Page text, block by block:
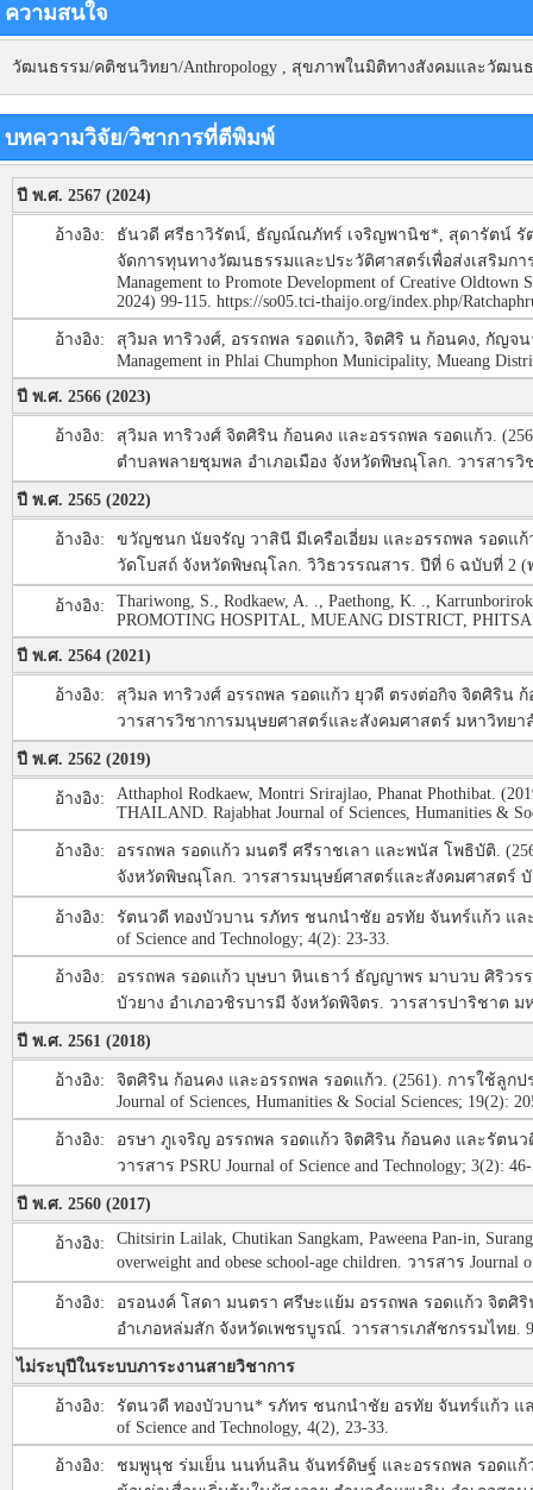
ความสนใจ
วัฒนธรรม/คติชนวิทยา/Anthropology , สุขภาพในมิติทางสังคมและวัฒน
บทความวิจัย/วิชาการที่ตีพิมพ์
ปี พ.ศ. 2567 (2024)
อ้างอิง:
ธันวดี ศรีธาวิรัตน์, ธัญณ์ณภัทร์ เจริญพานิช*, สุดารัตน์ รั
จัดการทุนทางวัฒนธรรมและประวัติศาสตร์เพื่อส่งเสริมกา
Management to Promote Development of Creative Oldtown
2024) 99-115. https://so05.tci-thaijo.org/index.php/
อ้างอิง:
สุวิมล ทาริวงศ์, อรรถพล รอดแก้ว, จิตศิริ น ก้อนคง, กัญจนาภ
Management in Phlai Chumphon Municipality, Mueang
ปี พ.ศ. 2566 (2023)
อ้างอิง:
สุวิมล ทาริวงศ์ จิตศิริน ก้อนคง และอรรถพล รอดแก้ว.
ตำบลพลายชุมพล อำเภอเมือง จังหวัดพิษณุโลก. วารสาร
ปี พ.ศ. 2565 (2022)
อ้างอิง:
ขวัญชนก นัยจรัญ วาสินี มีเครือเอี่ยม และอรรถพล รอดแ
วัดโบสถ์ จังหวัดพิษณุโลก. วิวิธวรรณสาร. ปีที่ 6 ฉบับที่ 2 (
อ้างอิง:
Thariwong, S., Rodkaew, A. ., Paethong, K. .,
PROMOTING HOSPITAL, MUEANG DISTRICT,
ปี พ.ศ. 2564 (2021)
อ้างอิง:
สุวิมล ทาริวงศ์ อรรถพล รอดแก้ว ยุวดี ตรงต่อกิจ จิตศิริน
วารสารวิชาการมนุษยศาสตร์และสังคมศาสตร์ มหาวิทยา
ปี พ.ศ. 2562 (2019)
อ้างอิง:
Atthaphol Rodkaew, Montri Srirajlao, Phanat Phothibat.
THAILAND. Rajabhat Journal of Sciences, Humanities &
อ้างอิง:
อรรถพล รอดแก้ว มนตรี ศรีราชเลา และพนัส โพธิบัติ.
จังหวัดพิษณุโลก. วารสารมนุษย์ศาสตร์และสังคมศาสตร์
อ้างอิง:
รัตนวดี ทองบัวบาน รภัทร ชนกนําชัย อรทัย จันทร์แก้ว และอรร
of Science and Technology; 4(2): 23-33.
อ้างอิง:
อรรถพล รอดแก้ว บุษบา หินเธาว์ ธัญญาพร มาบวบ ศิริวร
บัวยาง อำเภอวชิรบารมี จังหวัดพิจิตร. วารสารปาริชาต ม
ปี พ.ศ. 2561 (2018)
อ้างอิง:
จิตศิริน ก้อนคง และอรรถพล รอดแก้ว. (2561). การใช้ลูกป
Journal of Sciences, Humanities & Social Sciences; 19(2):
อ้างอิง:
อรษา ภูเจริญ อรรถพล รอดแก้ว จิตศิริน ก้อนคง และรัตน
วารสาร PSRU Journal of Science and Technology; 3(2):
ปี พ.ศ. 2560 (2017)
อ้างอิง:
Chitsirin Lailak, Chutikan Sangkam, Paweena Pan-in,
overweight and obese school-age children. วารสาร Journal
อ้างอิง:
อรอนงค์ โสดา มนตรา ศรีษะแย้ม อรรถพล รอดแก้ว จิต
อำเภอหล่มสัก จังหวัดเพชรบูรณ์. วารสารเภสัชกรรมไทย.
ไม่ระบุปีในระบบภาระงานสายวิชาการ
อ้างอิง:
รัตนวดี ทองบัวบาน* รภัทร ชนกนําชัย อรทัย จันทร์แก้ว และอร
of Science and Technology, 4(2), 23-33.
อ้างอิง:
ชมพูนุช ร่มเย็น นนท์นลิน จันทร์ดิษฐ์ และอรรถพล รอดแก้ว